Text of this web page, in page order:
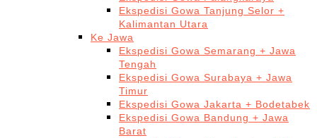
Ekspedisi Gowa Tanjung Selor +
Kalimantan Utara
Ke Jawa
Ekspedisi Gowa Semarang + Jawa
Tengah
Ekspedisi Gowa Surabaya + Jawa
Timur
Ekspedisi Gowa Jakarta + Bodetabek
Ekspedisi Gowa Bandung + Jawa
Barat